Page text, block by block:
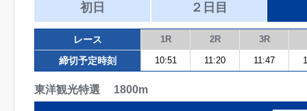
初日 ２日目
レース 1R 2R 3R
締切予定時刻 10:51 11:20 11:47
東洋観光特選 1800m